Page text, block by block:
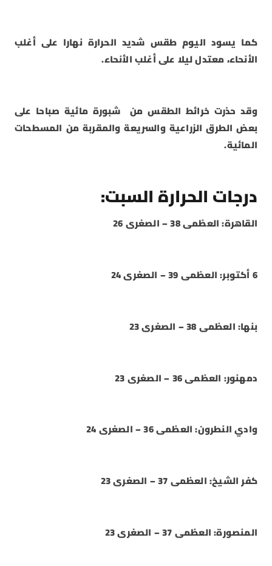
كما يسود اليوم طقس شديد الحرارة نهارا على أغلب
الأنحاء، معتدل ليلا على أغلب الأنحاء.
وقد حذرت خرائط الطقس من شبورة مائية صباحا على
بعض الطرق الزراعية والسريعة والمقربة من المسطحات
المائية.
درجات الحرارة السبت:
القاهرة: العظمى 38 – الصغرى 26
6 أكتوبر: العظمى 39 – الصغرى 24
بنها: العظمى 38 – الصغرى 23
دمهنور: العظمى 36 – الصغرى 23
وادي النطرون: العظمى 36 – الصغرى 24
كفر الشيخ: العظمى 37 – الصغرى 23
المنصورة: العظمى 37 – الصغرى 23